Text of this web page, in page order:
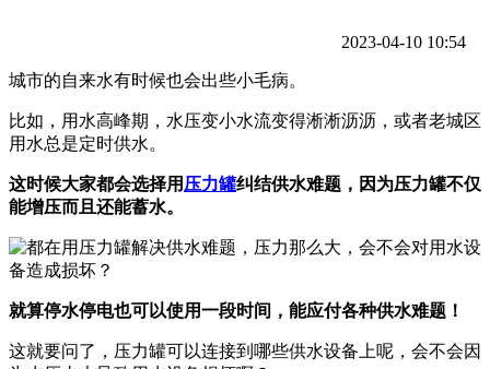
2023-04-10 10:54
城市的自来水有时候也会出些小毛病。
比如，用水高峰期，水压变小水流变得淅淅沥沥，或者老城区
用水总是定时供水。
这时候大家都会选择用 压力罐纠结供水难题，因为压力罐不仅
能增压而且还能蓄水。
就算停水停电也可以使用一段时间，能应付各种供水难题！
这就要问了，压力罐可以连接到哪些供水设备上呢，会不会因